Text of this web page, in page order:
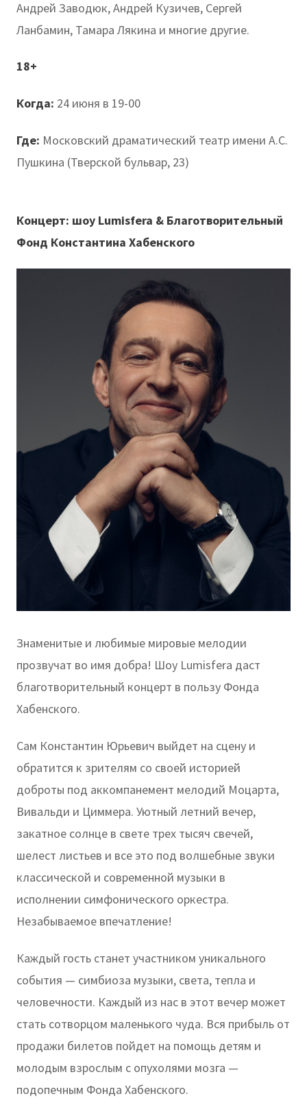
Андрей Заводюк, Андрей Кузичев, Сергей
Ланбамин, Тамара Лякина и многие другие.
18+
Когда: 24 июня в 19-00
Где: Московский драматический театр имени А.С.
Пушкина (Тверской бульвар, 23)
Концерт: шоу Lumisfera & Благотворительный
Фонд Константина Хабенского
Знаменитые и любимые мировые мелодии
прозвучат во имя добра! Шоу Lumisfera даст
благотворительный концерт в пользу Фонда
Хабенского.
Сам Константин Юрьевич выйдет на сцену и
обратится к зрителям со своей историей
доброты под аккомпанемент мелодий Моцарта,
Вивальди и Циммера. Уютный летний вечер,
закатное солнце в свете трех тысяч свечей,
шелест листьев и все это под волшебные звуки
классической и современной музыки в
исполнении симфонического оркестра.
Незабываемое впечатление!
Каждый гость станет участником уникального
события — симбиоза музыки, света, тепла и
человечности. Каждый из нас в этот вечер может
стать сотворцом маленького чуда. Вся прибыль от
продажи билетов пойдет на помощь детям и
молодым взрослым с опухолями мозга —
подопечным Фонда Хабенского.